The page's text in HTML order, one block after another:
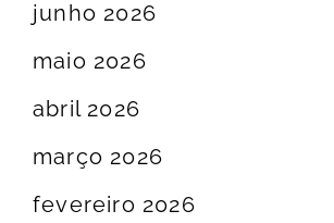
junho 2026
maio 2026
abril 2026
março 2026
fevereiro 2026